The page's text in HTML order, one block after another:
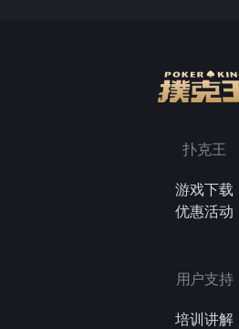
扑克王
游戏下载
优惠活动
用户支持
培训讲解